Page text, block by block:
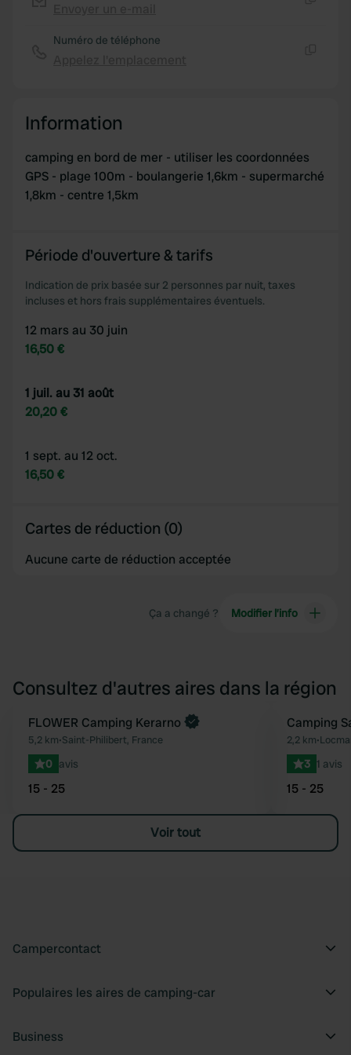
Numéro de téléphone
Information
camping en bord de mer - utiliser les coordonnées
GPS - plage 100m - boulangerie 1,6km - supermarché
1,8km - centre 1,5km
Période d'ouverture & tarifs
Indication de prix basée sur 2 personnes par nuit, taxes
incluses et hors frais supplémentaires éventuels.
12 mars au 30 juin
16,50 €
1 juil. au 31 août
20,20 €
1 sept. au 12 oct.
16,50 €
Cartes de réduction (0)
Aucune carte de réduction acceptée
Ça a changé ? Modifier l’info
Consultez d'autres aires dans la région
Préféré
Reserve maintenant
FLOWER Camping Kerarno
5,2 km•Saint-Philibert, France
0 avis
15 - 25
Camping
2,2 km•
3 1 avis
15 - 25
Voir tout
Campercontact
Populaires les aires de camping-car
Business